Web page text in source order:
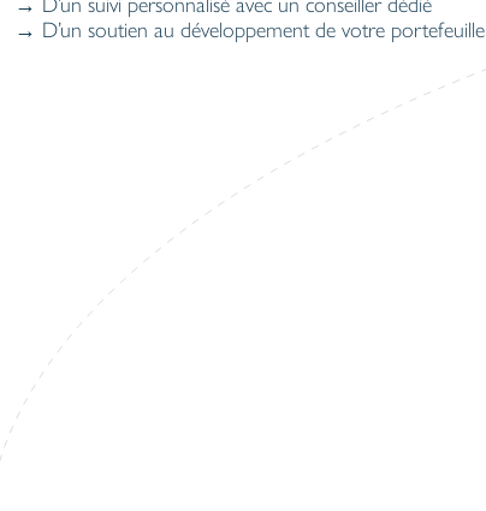
→ D’un soutien au développement de votre portefeuille